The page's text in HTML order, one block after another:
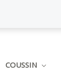
COUSSIN